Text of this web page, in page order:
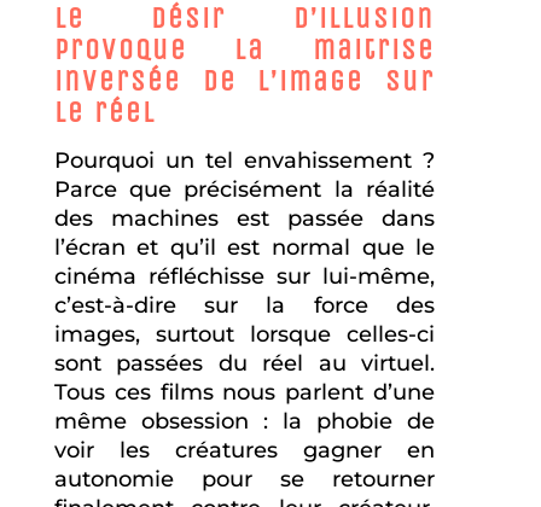
Le désir d’illusion
provoque la maitrise
inversée de l’image sur
le réel
Pourquoi un tel envahissement ?
Parce que précisément la réalité
des machines est passée dans
l’écran et qu’il est normal que le
cinéma réfléchisse sur lui-même,
c’est-à-dire sur la force des
images, surtout lorsque celles-ci
sont passées du réel au virtuel.
Tous ces films nous parlent d’une
même obsession : la phobie de
voir les créatures gagner en
autonomie pour se retourner